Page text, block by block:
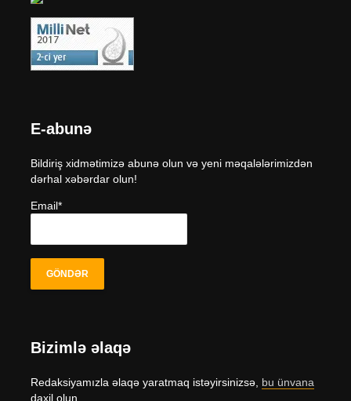
E-abunə
Bildiriş xidmətimizə abunə olun və yeni məqalələrimizdən
dərhal xəbərdar olun!
Email*
Bizimlə əlaqə
Redaksiyamızla əlaqə yaratmaq istəyirsinizsə, bu ünvana
daxil olun.